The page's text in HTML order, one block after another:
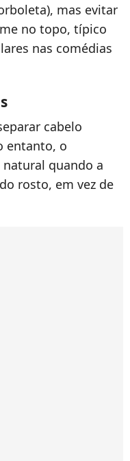
mas evitar
no topo, típico
nas comédias
cabelo
entanto, o
quando a
rosto, em vez de